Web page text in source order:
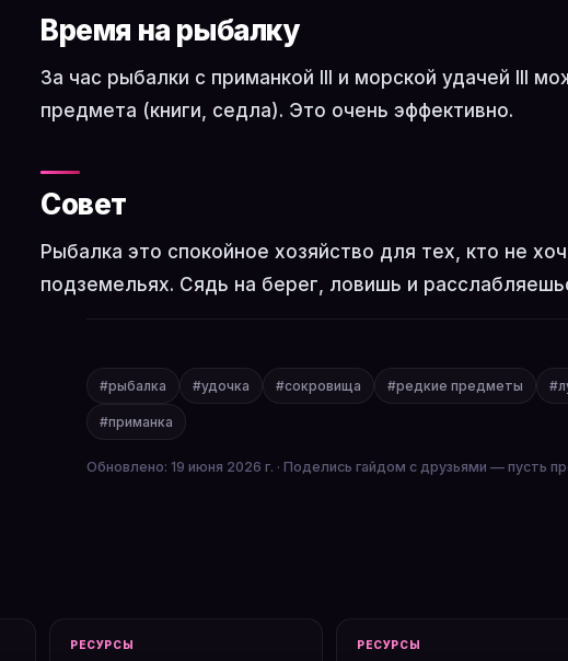
Время на рыбалку
За час рыбалки с приманкой III и морской удачей III
предмета (книги, седла). Это очень эффективно.
Совет
Рыбалка это спокойное хозяйство для тех, кто не
подземельях. Сядь на берег, ловишь и
#рыбалка #удочка #сокровища #редкие предметы
#приманка
Обновлено: 19 июня 2026 г. · Поделись гайдом с друзьями — пусть
РЕСУРСЫ РЕСУРСЫ